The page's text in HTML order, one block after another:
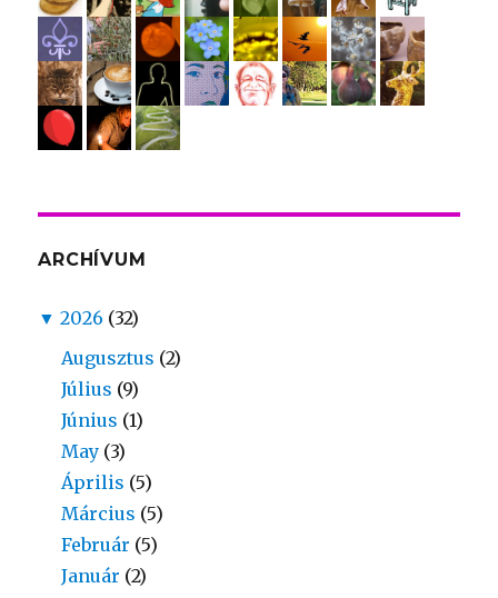
ARCHÍVUM
▼ 2026 (32)
Augusztus (2)
Július (9)
Június (1)
May (3)
Április (5)
Március (5)
Február (5)
Január (2)